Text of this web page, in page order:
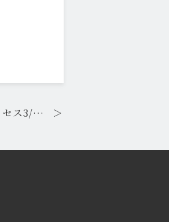
セス3/… ＞